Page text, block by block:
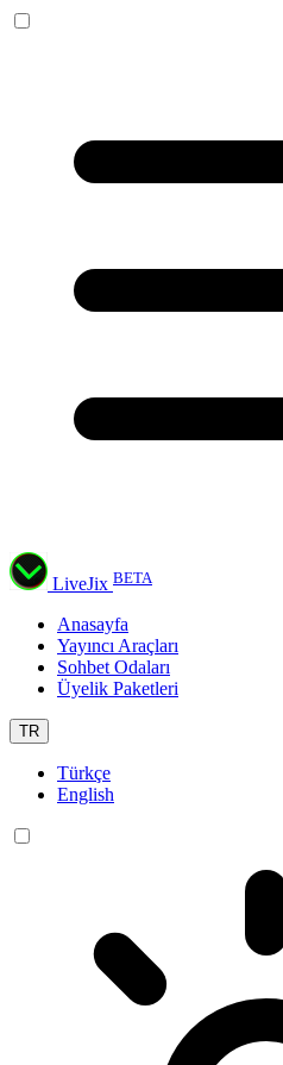
LiveJix BETA
Anasayfa
Yayıncı Araçları
Sohbet Odaları
Üyelik Paketleri
TR
Türkçe
English